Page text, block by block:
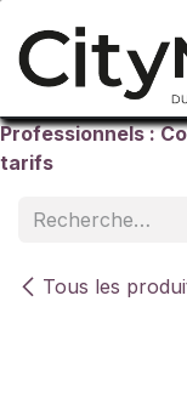
Professionnels :
tarifs
Tous les